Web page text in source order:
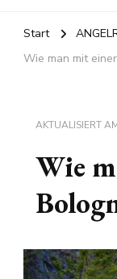
Start
Wie man mit
AKTUALISIERT
Wie